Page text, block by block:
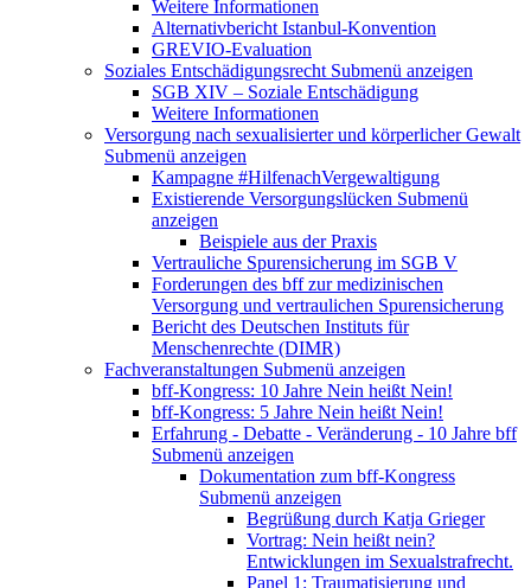
Weitere Informationen
Alternativbericht Istanbul-Konvention
GREVIO-Evaluation
Soziales Entschädigungsrecht Submenü anzeigen
SGB XIV – Soziale Entschädigung
Weitere Informationen
Versorgung nach sexualisierter und körperlicher Gewalt
Submenü anzeigen
Kampagne #HilfenachVergewaltigung
Existierende Versorgungslücken Submenü
anzeigen
Beispiele aus der Praxis
Vertrauliche Spurensicherung im SGB V
Forderungen des bff zur medizinischen
Versorgung und vertraulichen Spurensicherung
Bericht des Deutschen Instituts für
Menschenrechte (DIMR)
Fachveranstaltungen Submenü anzeigen
bff-Kongress: 10 Jahre Nein heißt Nein!
bff-Kongress: 5 Jahre Nein heißt Nein!
Erfahrung - Debatte - Veränderung - 10 Jahre bff
Submenü anzeigen
Dokumentation zum bff-Kongress
Submenü anzeigen
Begrüßung durch Katja Grieger
Vortrag: Nein heißt nein?
Entwicklungen im Sexualstrafrecht.
Panel 1: Traumatisierung und